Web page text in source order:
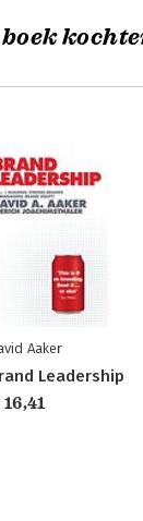
Aaker
Leadership